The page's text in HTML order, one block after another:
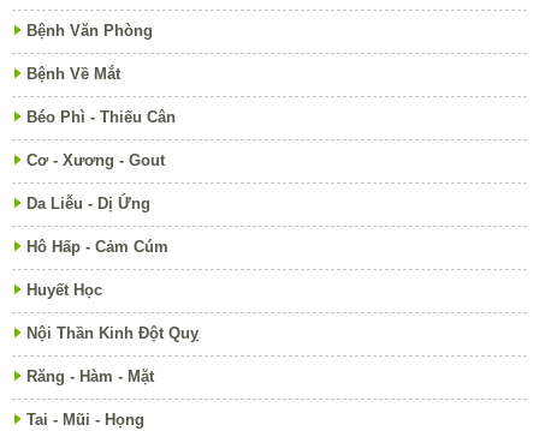
Bệnh Văn Phòng
Bệnh Về Mắt
Béo Phì - Thiếu Cân
Cơ - Xương - Gout
Da Liễu - Dị Ứng
Hô Hấp - Cảm Cúm
Huyết Học
Nội Thần Kinh Đột Quỵ
Răng - Hàm - Mặt
Tai - Mũi - Họng